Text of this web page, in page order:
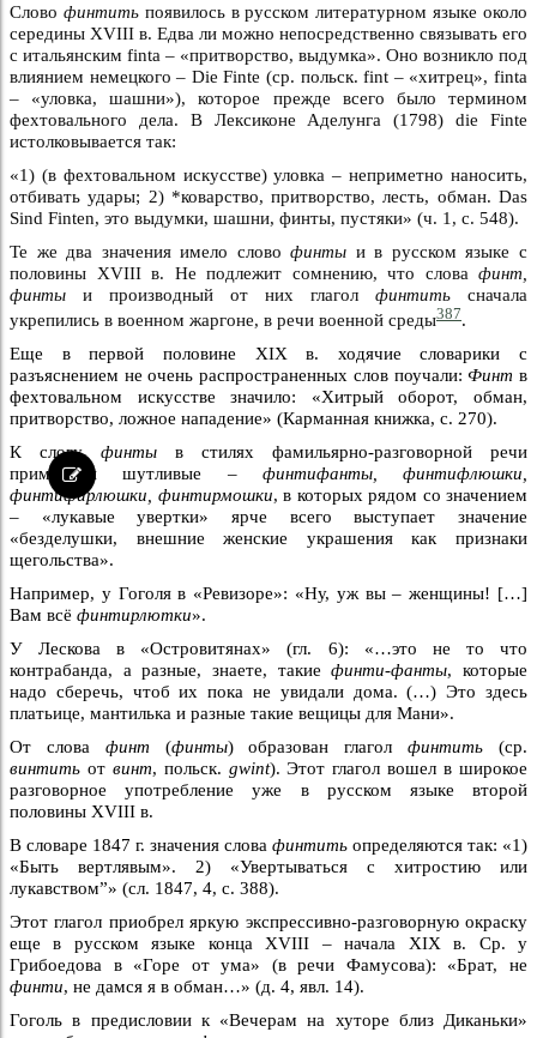
Слово финтитьпоявилось в русском литературном языке около
середины XVIII в. Едва ли можно непосредственно связывать его
с итальянским finta – «притворство, выдумка». Оно возникло под
влиянием немецкого – Die Finte (ср. польск. fint – «хитрец», finta
– «уловка, шашни»), которое прежде всего было термином
фехтовального дела. В Лексиконе Аделунга (1798) die Finte
истолковывается так:
«1) (в фехтовальном искусстве) уловка – неприметно наносить,
отбивать удары; 2) *коварство, притворство, лесть, обман. Das
Sind Finten, это выдумки, шашни, финты, пустяки» (ч. 1, с. 548).
Те же два значения имело словофинты и в русском языке с
половины XVIII в. Не подлежит сомнению, что слова финт,
финты и производный от них глагол финтить сначала
укрепились в военном жаргоне, в речи военной среды387.
Еще в первой половине XIX в. ходячие словарики с
разъяснением не очень распространенных слов поучали: Финт в
фехтовальном искусстве значило: «Хитрый оборот, обман,
притворство, ложное нападение» (Карманная книжка, с. 270).
К слову финты в стилях фамильярно-разговорной речи
примыкали шутливые – финтифанты, финтифлюшки,
финтифирлюшки, финтирмошки, в которых рядом со значением
– «лукавые увертки» ярче всего выступает значение
«безделушки, внешние женские украшения как признаки
щегольства».
Например, у Гоголя в «Ревизоре»: «Ну, уж вы – женщины! […]
Вам всё финтирлютки».
У Лескова в «Островитянах» (гл. 6): «…это не то что
контрабанда, а разные, знаете, такиефинти-фанты, которые
надо сберечь, чтоб их пока не увидали дома. (…) Это здесь
платьице, мантилька и разные такие вещицы для Мани».
От слова финт (финты) образован глаголфинтить (ср.
винтить от винт, польск. gwint). Этот глагол вошел в широкое
разговорное употребление уже в русском языке второй
половины XVIII в.
В словаре 1847 г. значения слова финтить определяются так: «1)
«Быть вертлявым». 2) «Увертываться с хитростию или
лукавством”» (сл. 1847, 4, с. 388).
Этот глагол приобрел яркую экспрессивно-разговорную окраску
еще в русском языке конца XVIII – начала XIX в. Ср. у
Грибоедова в «Горе от ума» (в речи Фамусова): «Брат, не
финти, не дамся я в обман…» (д. 4, явл. 14).
Гоголь в предисловии к «Вечерам на хуторе близ Диканьки»